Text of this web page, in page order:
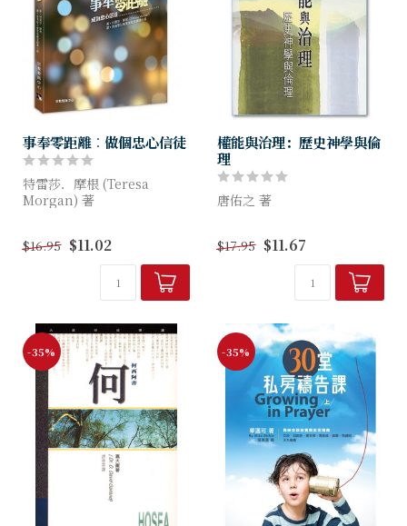
事奉零距離︰做個忠心信徒
特雷莎．摩根 (Teresa
Morgan) 著
確信所有基督徒的共同召命：
成為聖靈流通的管子，讓上帝
在基督裏與世人復和的愛得
$16.95 $11.02
權能與治理：歷史神學與倫
理
唐佑之 著
其內容是要申明神在歷史中的
作為，並對以色列的信仰經驗
$17.95 $11.67
-35% -35%